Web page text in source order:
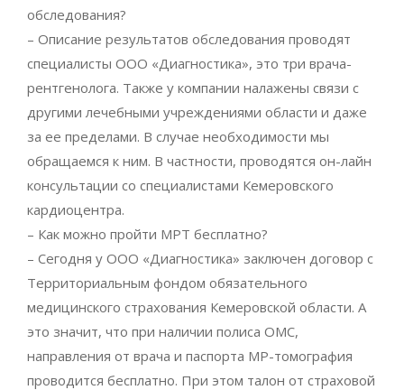
обследования?
– Описание результатов обследования проводят
специалисты ООО «Диагностика», это три врача-
рентгенолога. Также у компании налажены связи с
другими лечебными учреждениями области и даже
за ее пределами. В случае необходимости мы
обращаемся к ним. В частности, проводятся он-лайн
консультации со специалистами Кемеровского
кардиоцентра.
– Как можно пройти МРТ бесплатно?
– Сегодня у ООО «Диагностика» заключен договор с
Территориальным фондом обязательного
медицинского страхования Кемеровской области. А
это значит, что при наличии полиса ОМС,
направления от врача и паспорта МР-томография
проводится бесплатно. При этом талон от страховой